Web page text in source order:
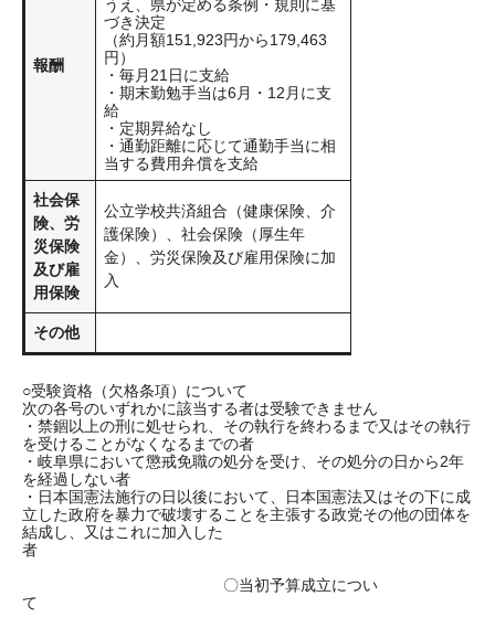
報酬
うえ、県が定める条例・規則に基
づき決定
（約月額151,923円から179,463
円）
・毎月21日に支給
・期末勤勉手当は6月・12月に支
給
・定期昇給なし
・通勤距離に応じて通勤手当に相
当する費用弁償を支給
社会保
険、労
災保険
及び雇
用保険
公立学校共済組合（健康保険、介
護保険）、社会保険（厚生年
金）、労災保険及び雇用保険に加
入
その他
○受験資格（欠格条項）について
次の各号のいずれかに該当する者は受験できません
・禁錮以上の刑に処せられ、その執行を終わるまで又はその執行
を受けることがなくなるまでの者
・岐阜県において懲戒免職の処分を受け、その処分の日から2年
を経過しない者
・日本国憲法施行の日以後において、日本国憲法又はその下に成
立した政府を暴力で破壊することを主張する政党その他の団体を
結成し、又はこれに加入した
者
〇当初予算成立につい
て